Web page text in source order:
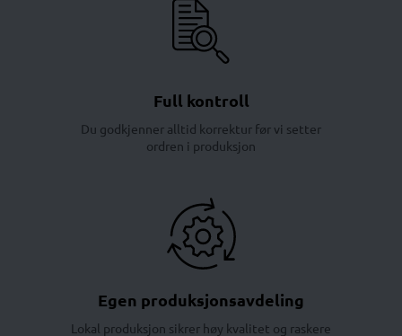
Full kontroll
Du godkjenner alltid korrektur før vi setter
ordren i produksjon
Egen produksjonsavdeling
Lokal produksjon sikrer høy kvalitet og raskere